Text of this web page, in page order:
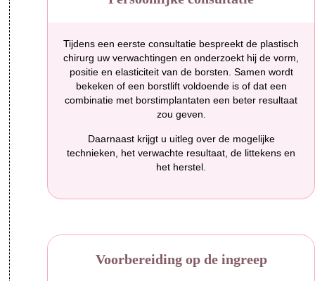
Tijdens een eerste consultatie bespreekt de plastisch
chirurg uw verwachtingen en onderzoekt hij de vorm,
positie en elasticiteit van de borsten. Samen wordt
bekeken of een borstlift voldoende is of dat een
combinatie met borstimplantaten een beter resultaat
zou geven.
Daarnaast krijgt u uitleg over de mogelijke
technieken, het verwachte resultaat, de littekens en
het herstel.
Voorbereiding op de ingreep